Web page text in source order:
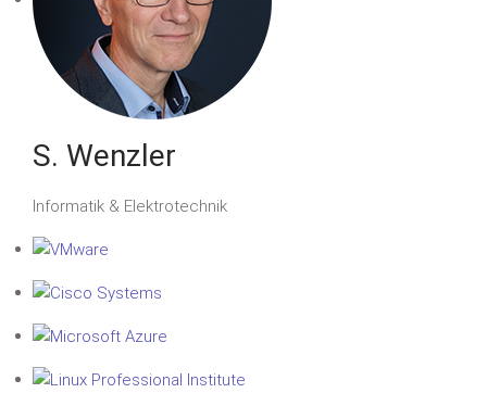
S. Wenzler
Informatik & Elektrotechnik